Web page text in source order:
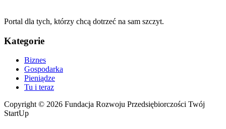
Portal dla tych, którzy chcą dotrzeć na sam szczyt.
Kategorie
Biznes
Gospodarka
Pieniądze
Tu i teraz
Copyright © 2026 Fundacja Rozwoju Przedsiębiorczości Twój
StartUp